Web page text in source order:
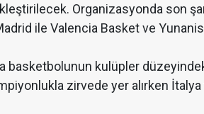
Organizasyonda son
ile Valencia Basket ve
basketbolunun kulüpler
zirvede yer alırken